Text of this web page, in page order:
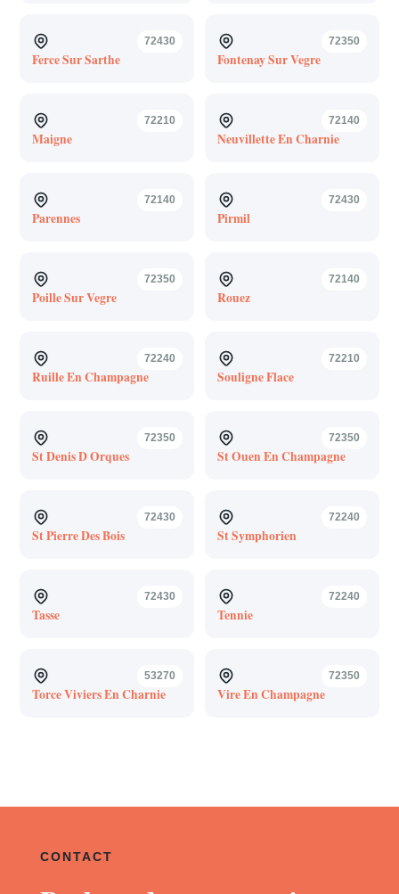
72430
Ferce Sur Sarthe
72350
Fontenay Sur Vegre
72210
Maigne
72140
Neuvillette En Charnie
72140
Parennes
72430
Pirmil
72350
Poille Sur Vegre
72140
Rouez
72240
Ruille En Champagne
72210
Souligne Flace
72350
St Denis D Orques
72350
St Ouen En Champagne
72430
St Pierre Des Bois
72240
St Symphorien
72430
Tasse
72240
Tennie
53270
Torce Viviers En Charnie
72350
Vire En Champagne
CONTACT